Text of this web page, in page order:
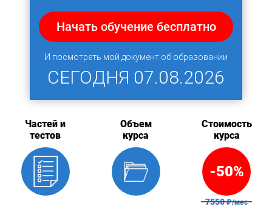
Начать обучение бесплатно
И посмотреть мой документ об образовании
СЕГОДНЯ 07.08.2026
Частей и
тестов
Объем
курса
Стоимость
курса
-50%
7550₽/мес